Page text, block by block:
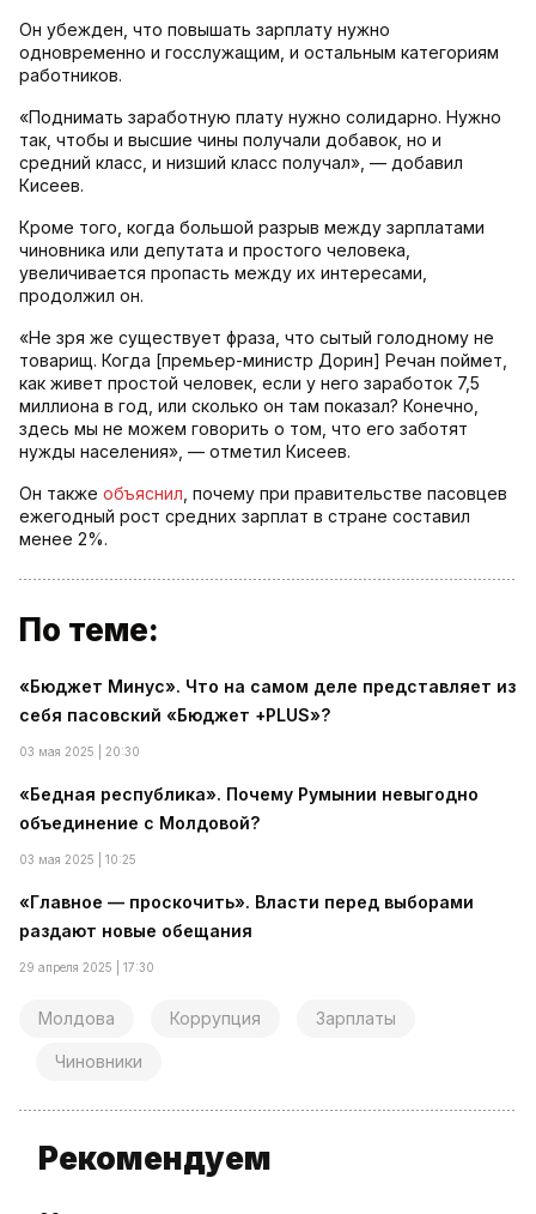
Он убежден, что повышать зарплату нужно
одновременно и госслужащим, и остальным категориям
работников.
«Поднимать заработную плату нужно солидарно. Нужно
так, чтобы и высшие чины получали добавок, но и
средний класс, и низший класс получал», — добавил
Кисеев.
Кроме того, когда большой разрыв между зарплатами
чиновника или депутата и простого человека,
увеличивается пропасть между их интересами,
продолжил он.
«Не зря же существует фраза, что сытый голодному не
товарищ. Когда [премьер-министр Дорин] Речан поймет,
как живет простой человек, если у него заработок 7,5
миллиона в год, или сколько он там показал? Конечно,
здесь мы не можем говорить о том, что его заботят
нужды населения», — отметил Кисеев.
Он также объяснил , почему при правительстве пасовцев
ежегодный рост средних зарплат в стране составил
менее 2%.
По теме:
«Бюджет Минус». Что на самом деле представляет из
себя пасовский «Бюджет +PLUS»?
03 мая 2025 | 20:30
«Бедная республика». Почему Румынии невыгодно
объединение с Молдовой?
03 мая 2025 | 10:25
«Главное — проскочить». Власти перед выборами
раздают новые обещания
29 апреля 2025 | 17:30
Молдова Коррупция Зарплаты
Чиновники
Рекомендуем